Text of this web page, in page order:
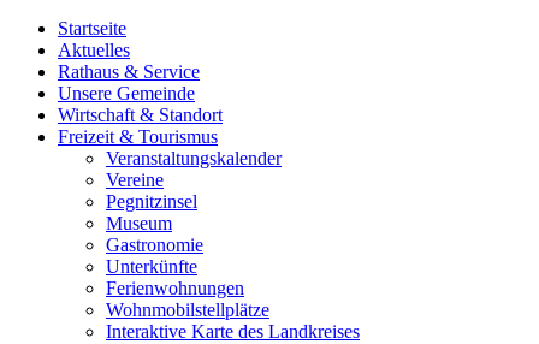
Startseite
Aktuelles
Rathaus & Service
Unsere Gemeinde
Wirtschaft & Standort
Freizeit & Tourismus
Veranstaltungskalender
Vereine
Pegnitzinsel
Museum
Gastronomie
Unterkünfte
Ferienwohnungen
Wohnmobilstellplätze
Interaktive Karte des Landkreises